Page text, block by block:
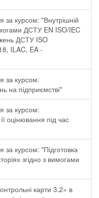
за курсом: "Внутрішній
ДСТУ EN ISO/IEC
ДСТУ ISO
ILAC, EA -
за курсом:
на підприємстві"
за курсом:
оцінювання під час
за курсом: "Підготовка
згідно з вимогами
карти 3.2» в